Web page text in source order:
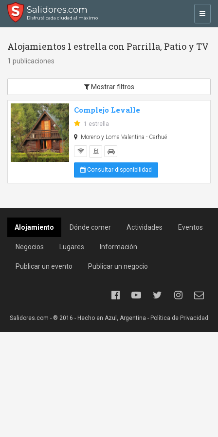
Salidores.com
Disfrutá cada ciudad al máximo
Alojamientos 1 estrella con Parrilla, Patio y TV
1 publicaciones
Mostrar filtros
Complejo Levalle
1 estrella
Moreno y Loma Valentina - Carhué
Consultar disponibilidad
Alojamiento Dónde comer Actividades Eventos
Negocios Lugares Información
Publicar un evento Publicar un negocio
Salidores.com - ® 2016 - Hecho en Azul, Argentina - Política de Privacidad